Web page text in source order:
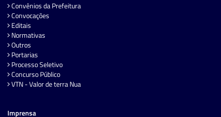
Convênios da Prefeitura
Convocações
Editais
Normativas
Outros
Portarias
Processo Seletivo
Concurso Público
VTN - Valor de terra Nua
Imprensa